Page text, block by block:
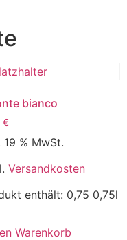
bianco
€
19 % MwSt.
Versandkosten
enthält: 0,75 0,75l
Warenkorb